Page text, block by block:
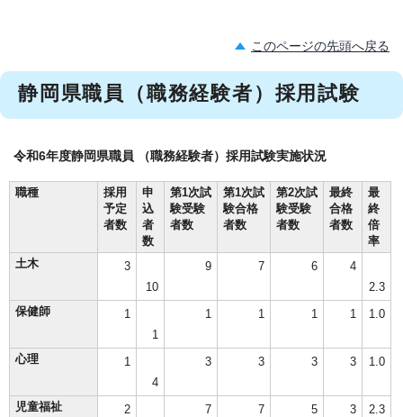
このページの先頭へ戻る
静岡県職員（職務経験者）採用試験
令和6年度静岡県職員 （職務経験者）採用試験実施状況
職種
採用
予定
者数
申
込
者
数
第1次試
験受験
者数
第1次試
験合格
者数
第2次試
験受験
者数
最終
合格
者数
最
終
倍
率
土木
3
10
9 7 6
4
2.3
保健師
1
1
1 1 1 1 1.0
心理
1
4
3 3 3 3 1.0
児童福祉
2
7 7 5 3 2.3